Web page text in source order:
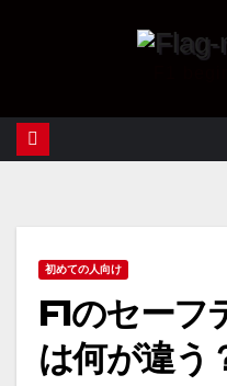
初めての人向け
F1のセーフ
は何が違う